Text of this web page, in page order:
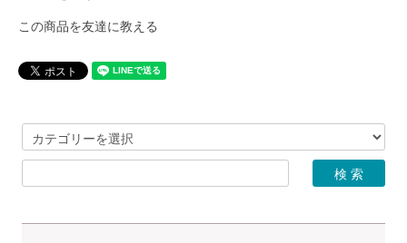
この商品を友達に教える